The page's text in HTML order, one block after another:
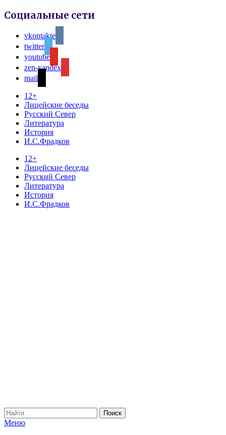
Социальные сети
vkontakte
twitter
youtube
zen-yandex
mail
12+
Лицейские беседы
Русский Север
Литература
История
И.С.Фрадков
12+
Лицейские беседы
Русский Север
Литература
История
И.С.Фрадков
Меню